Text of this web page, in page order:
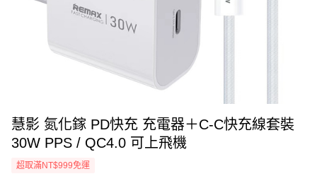
慧影 氮化鎵 PD快充 充電器＋C-C快充線套裝
30W PPS / QC4.0 可上飛機
超取滿NT$999免運